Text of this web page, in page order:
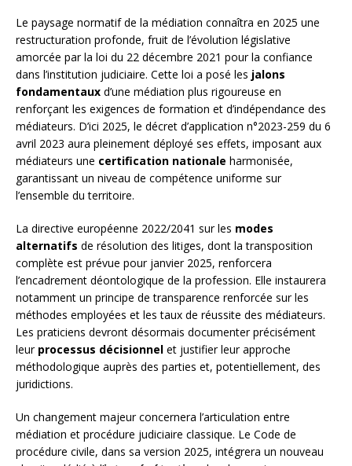
Le paysage normatif de la médiation connaîtra en 2025 une
restructuration profonde, fruit de l’évolution législative
amorcée par la loi du 22 décembre 2021 pour la confiance
dans l’institution judiciaire. Cette loi a posé les jalons
fondamentaux d’une médiation plus rigoureuse en
renforçant les exigences de formation et d’indépendance des
médiateurs. D’ici 2025, le décret d’application n°2023-259 du 6
avril 2023 aura pleinement déployé ses effets, imposant aux
médiateurs une certification nationale harmonisée,
garantissant un niveau de compétence uniforme sur
l’ensemble du territoire.
La directive européenne 2022/2041 sur les modes
alternatifs de résolution des litiges, dont la transposition
complète est prévue pour janvier 2025, renforcera
l’encadrement déontologique de la profession. Elle instaurera
notamment un principe de transparence renforcée sur les
méthodes employées et les taux de réussite des médiateurs.
Les praticiens devront désormais documenter précisément
leur processus décisionnel et justifier leur approche
méthodologique auprès des parties et, potentiellement, des
juridictions.
Un changement majeur concernera l’articulation entre
médiation et procédure judiciaire classique. Le Code de
procédure civile, dans sa version 2025, intégrera un nouveau